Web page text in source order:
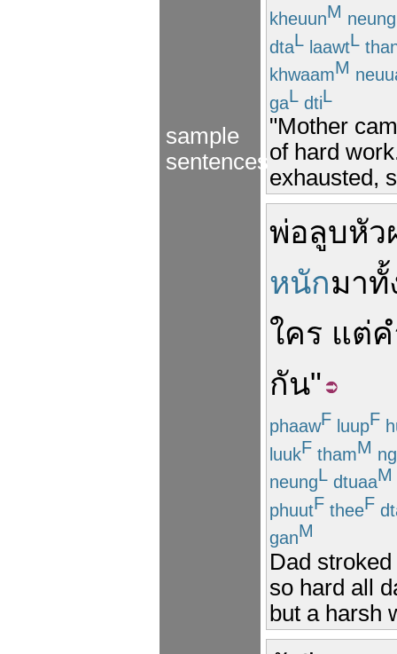
sample
sentences
kheuunM neung
dtaL laawtL
khwaamM
gaL dtiL
"Mother
of hard
exhausted,
พ่อลูบหัว
หนักมาทั้
ใคร แต่
กัน"
phaawF luupF
luukF thamM
neungL dtuaaM
phuutF theeF
ganM
Dad
so hard all
but a harsh